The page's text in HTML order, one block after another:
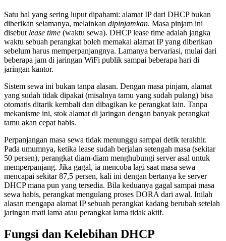
Satu hal yang sering luput dipahami: alamat IP dari DHCP bukan
diberikan selamanya, melainkan dipinjamkan. Masa pinjam ini
disebut lease time (waktu sewa). DHCP lease time adalah jangka
waktu sebuah perangkat boleh memakai alamat IP yang diberikan
sebelum harus memperpanjangnya. Lamanya bervariasi, mulai dari
beberapa jam di jaringan WiFi publik sampai beberapa hari di
jaringan kantor.
Sistem sewa ini bukan tanpa alasan. Dengan masa pinjam, alamat
yang sudah tidak dipakai (misalnya tamu yang sudah pulang) bisa
otomatis ditarik kembali dan dibagikan ke perangkat lain. Tanpa
mekanisme ini, stok alamat di jaringan dengan banyak perangkat
tamu akan cepat habis.
Perpanjangan masa sewa tidak menunggu sampai detik terakhir.
Pada umumnya, ketika lease sudah berjalan setengah masa (sekitar
50 persen), perangkat diam-diam menghubungi server asal untuk
memperpanjang. Jika gagal, ia mencoba lagi saat masa sewa
mencapai sekitar 87,5 persen, kali ini dengan bertanya ke server
DHCP mana pun yang tersedia. Bila keduanya gagal sampai masa
sewa habis, perangkat mengulang proses DORA dari awal. Inilah
alasan mengapa alamat IP sebuah perangkat kadang berubah setelah
jaringan mati lama atau perangkat lama tidak aktif.
Fungsi dan Kelebihan DHCP